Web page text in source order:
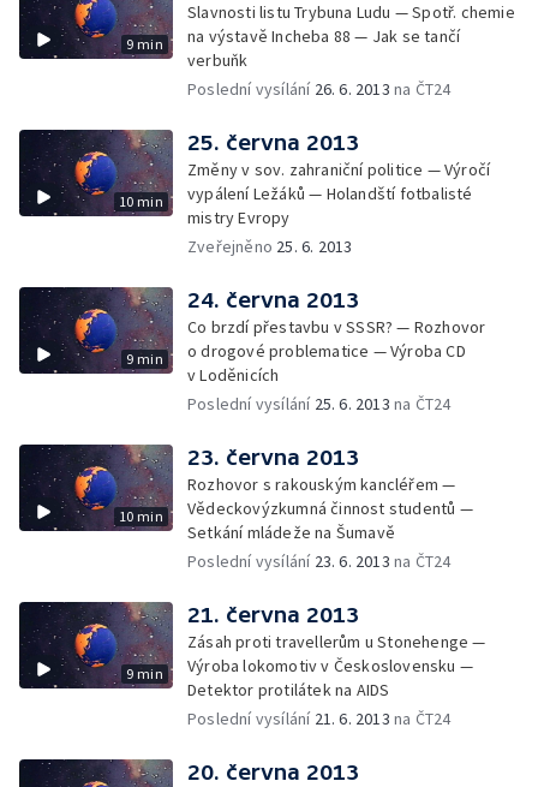
9 min
Slavnosti listu Trybuna Ludu — Spotř. chemie
na výstavě Incheba 88 — Jak se tančí
verbuňk
Poslední vysílání 26. 6. 2013 na ČT24
10 min
25. června 2013
Změny v sov. zahraniční politice — Výročí
vypálení Ležáků — Holandští fotbalisté
mistry Evropy
Zveřejněno 25. 6. 2013
9 min
24. června 2013
Co brzdí přestavbu v SSSR? — Rozhovor
o drogové problematice — Výroba CD
v Loděnicích
Poslední vysílání 25. 6. 2013 na ČT24
10 min
23. června 2013
Rozhovor s rakouským kancléřem —
Vědeckovýzkumná činnost studentů —
Setkání mládeže na Šumavě
Poslední vysílání 23. 6. 2013 na ČT24
9 min
21. června 2013
Zásah proti travellerům u Stonehenge —
Výroba lokomotiv v Československu —
Detektor protilátek na AIDS
Poslední vysílání 21. 6. 2013 na ČT24
20. června 2013